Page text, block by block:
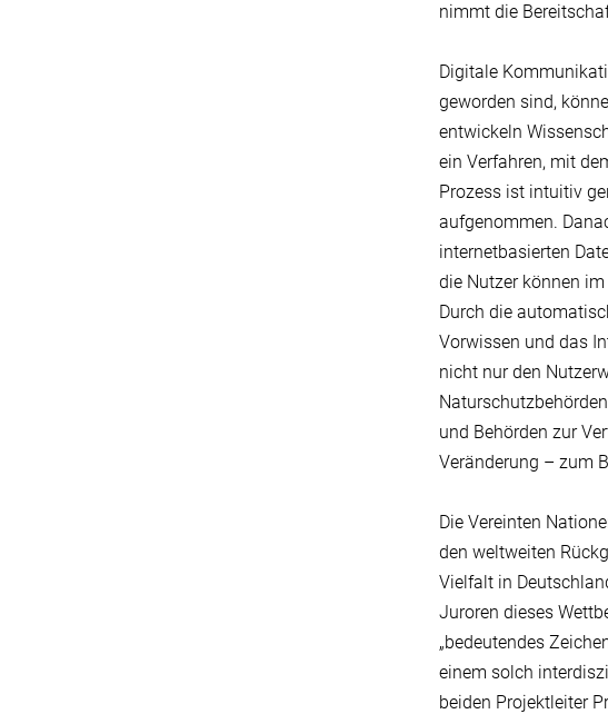
nimmt die
Digitale
geworden sind,
entwickeln
ein Verfahren, mit
Prozess ist intuitiv
aufgenommen.
internetbasierten
die Nutzer können
Durch die
Vorwissen und das
nicht nur den
und Behörden zur
Veränderung – zum
Die Vereinten
den weltweiten
Vielfalt in
Juroren dieses
„bedeutendes
einem solch
beiden Projektleiter